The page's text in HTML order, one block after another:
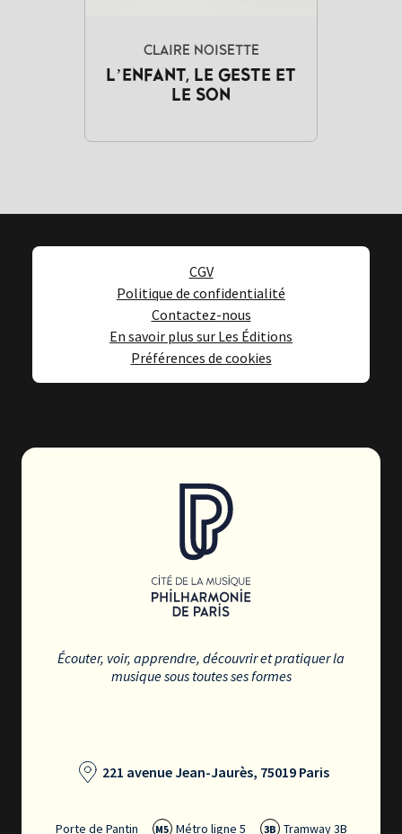
CLAIRE NOISETTE
L’ENFANT, LE GESTE ET
LE SON
CGV
Politique de confidentialité
Contactez-nous
En savoir plus sur Les Éditions
Préférences de cookies